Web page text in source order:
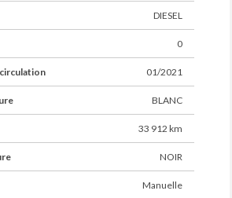
DIESEL
0
01/2021
BLANC
33 912 km
NOIR
Manuelle